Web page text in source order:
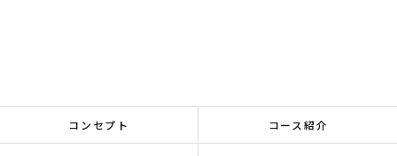
コンセプト コース紹介